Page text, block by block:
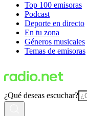
Top 100 emisoras
Podcast
Deporte en directo
En tu zona
Géneros musicales
Temas de emisoras
¿Qué deseas escuchar?